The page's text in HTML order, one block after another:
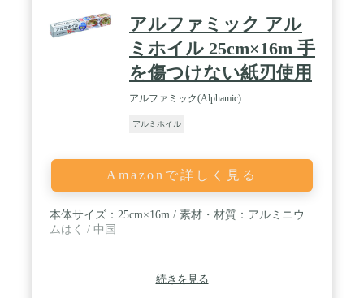
アルファミック アル
ミホイル 25cm×16m 手
を傷つけない紙刃使用
アルファミック(Alphamic)
アルミホイル
Amazonで詳しく見る
本体サイズ：25cm×16m / 素材・材質：アルミニウ
ムはく / 中国
続きを見る